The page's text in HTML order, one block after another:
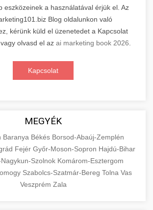
eszközeinek a használatával érjük el. Az
Blog oldalunkon való
kérünk küld el üzenetedet a Kapcsolat
olvasd el az ai marketing book 2026
Kapcsolat
MEGYÉK
Baranya Békés Borsod-Abaúj-Zemplén
Fejér Győr-Moson-Sopron Hajdú-Bihar
Szolnok Komárom-Esztergom
Szabolcs-Szatmár-Bereg Tolna Vas
Veszprém Zala